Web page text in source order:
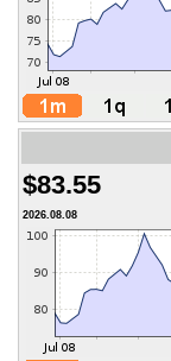
$83.55
2026.08.08